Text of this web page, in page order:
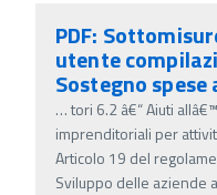
PDF:
utente
Sostegno
…tori 6.2 â€“ Aiuti
imprenditoriali per
Articolo 19 del
Sviluppo delle aziende